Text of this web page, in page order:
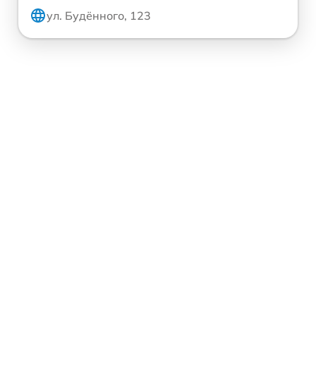
ул. Будённого, 123